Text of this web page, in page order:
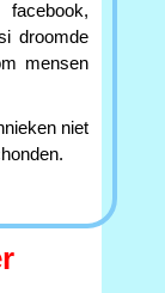
droomde
mensen
niet